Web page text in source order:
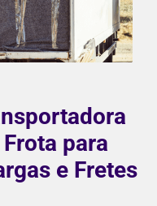
para
e Fretes